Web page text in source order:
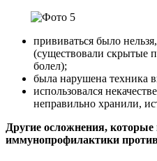
прививаться было
(существовали скрытые
болел);
была нарушена техника
использовался
неправильно хранили,
Другие осложнения, которые
иммунопрофилактики